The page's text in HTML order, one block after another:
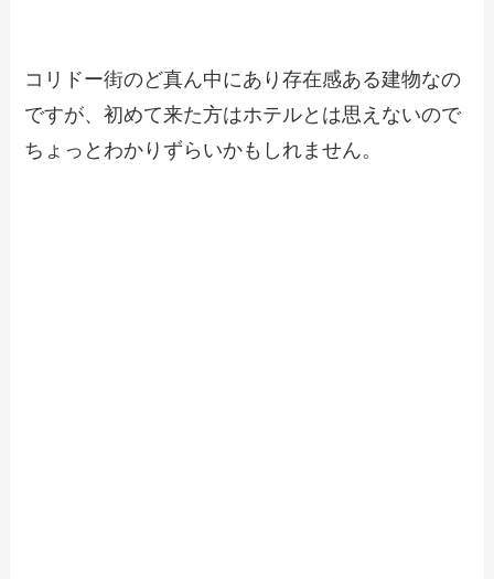
コリドー街のど真ん中にあり存在感ある建物なの
ですが、初めて来た方はホテルとは思えないので
ちょっとわかりずらいかもしれません。